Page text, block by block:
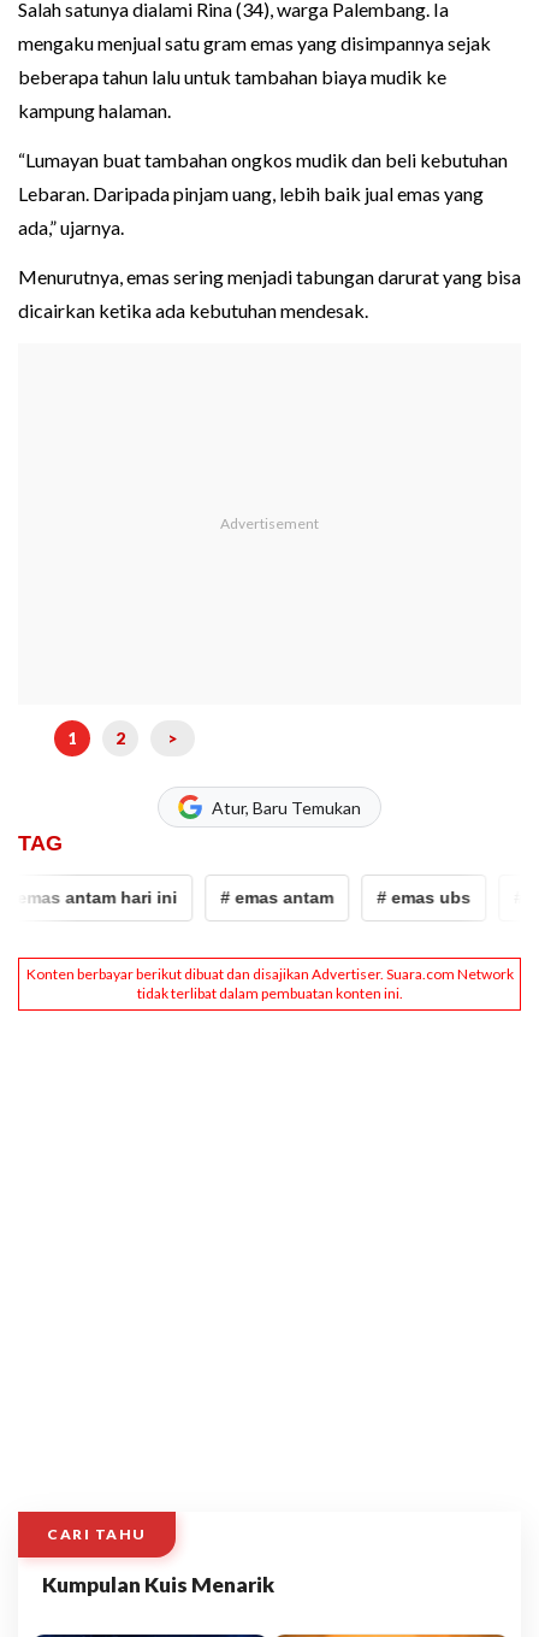
Salah satunya dialami Rina (34), warga Palembang. Ia
mengaku menjual satu gram emas yang disimpannya sejak
beberapa tahun lalu untuk tambahan biaya mudik ke
kampung halaman.
“Lumayan buat tambahan ongkos mudik dan beli kebutuhan
Lebaran. Daripada pinjam uang, lebih baik jual emas yang
ada,” ujarnya.
Menurutnya, emas sering menjadi tabungan darurat yang bisa
dicairkan ketika ada kebutuhan mendesak.
1 2 >
Atur, Baru Temukan
TAG
antam hari ini # emas antam # emas ubs # Emas
CARI TAHU
Kumpulan Kuis Menarik